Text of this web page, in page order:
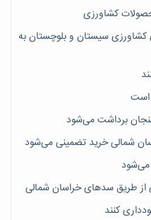
زمین های کشاورزی سیستان و بلوچستان به
شمالی خرید تضمینی می‌شود
می‌شود
کنند